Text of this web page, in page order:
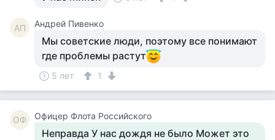
АП Андрей Пивенко
Мы советские люди, поэтому все понимают
где проблемы растут
5 лет 1
ОФ Офицер Флота Российского
Неправда У нас дождя не было Может это